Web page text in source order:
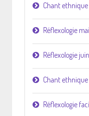
Chant
Réflexologie
Réflexologie
Chant
Réflexologie